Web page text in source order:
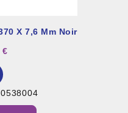
X 7,6 Mm Noir
€
0538004